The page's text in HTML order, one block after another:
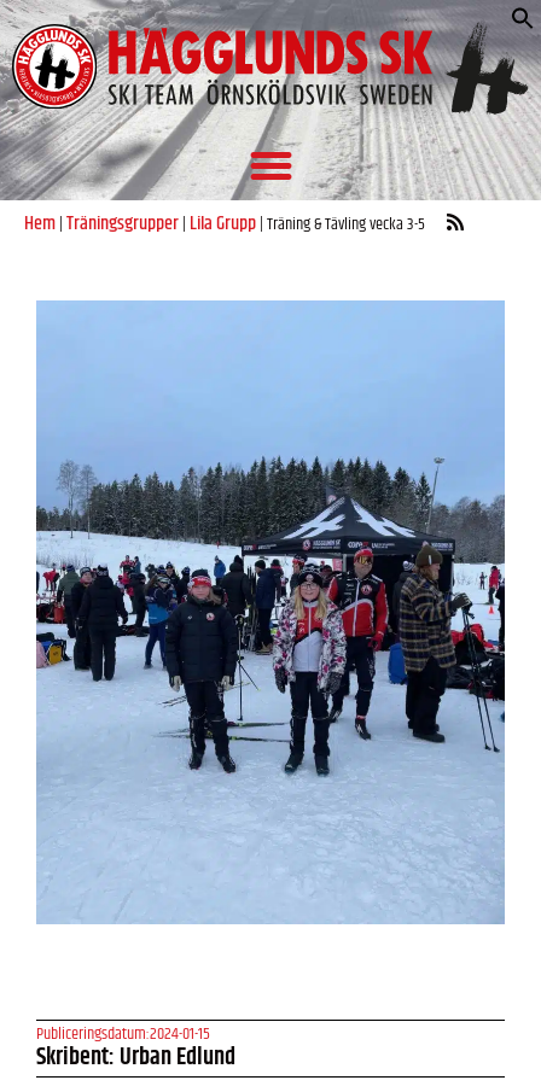
Hem|Träningsgrupper| Lila Grupp|Träning & Tävling vecka 3-5
Publiceringsdatum:2024-01-15
Skribent: Urban Edlund